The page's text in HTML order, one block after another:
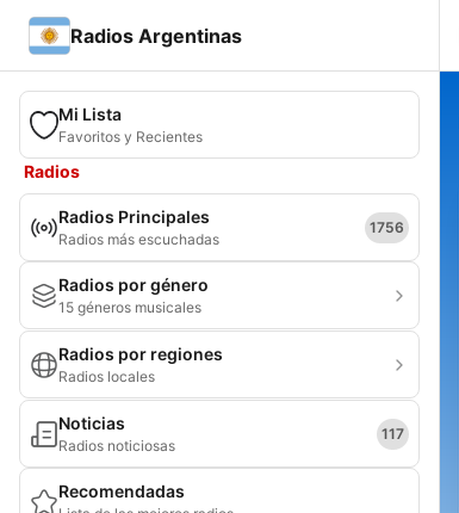
Radios Argentinas
Mi Lista
Favoritos y Recientes
Radios
Radios Principales
Radios más escuchadas
1756
Radios por género
15 géneros musicales
Radios por regiones
Radios locales
Noticias
Radios noticiosas
117
Recomendadas